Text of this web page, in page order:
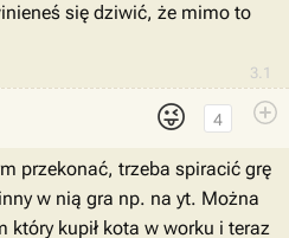
3.1
się dziwić, że mimo to
😜 4
przekonać, trzeba spiracić grę
w nią gra np. na yt. Można
który kupił kota w worku i teraz